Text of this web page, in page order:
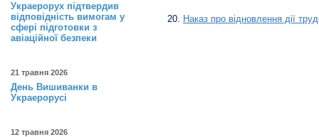
Украерорух підтвердив
відповідність вимогам у
сфері підготовки з
авіаційної безпеки
21 травня 2026
День Вишиванки в
Украерорусі
12 травня 2026
20. Наказ про відновлення дії